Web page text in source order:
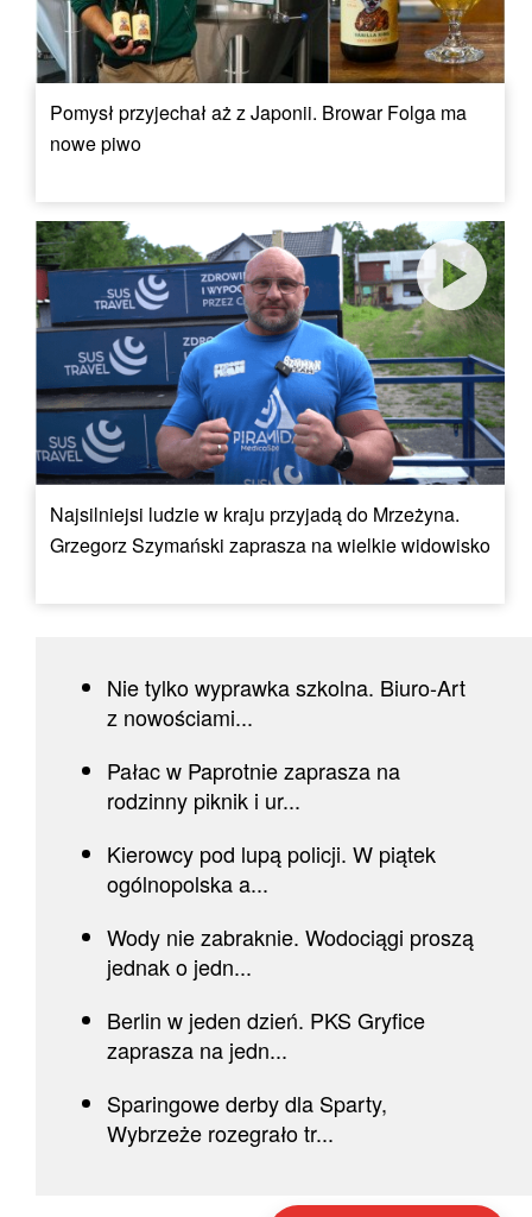
Pomysł przyjechał aż z Japonii. Browar Folga ma
nowe piwo
Najsilniejsi ludzie w kraju przyjadą do Mrzeżyna.
Grzegorz Szymański zaprasza na wielkie widowisko
Nie tylko wyprawka szkolna. Biuro-Art
z nowościami...
Pałac w Paprotnie zaprasza na
rodzinny piknik i ur...
Kierowcy pod lupą policji. W piątek
ogólnopolska a...
Wody nie zabraknie. Wodociągi proszą
jednak o jedn...
Berlin w jeden dzień. PKS Gryfice
zaprasza na jedn...
Sparingowe derby dla Sparty,
Wybrzeże rozegrało tr...